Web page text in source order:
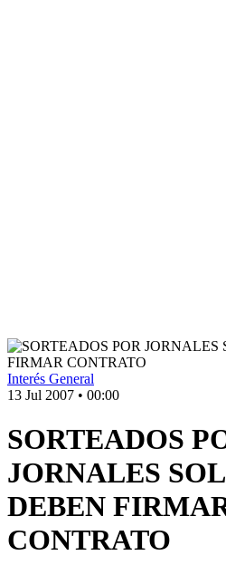
Interés General
13 Jul 2007 • 00:00
SORTEADOS
JORNALES
DEBEN
CONTRATO